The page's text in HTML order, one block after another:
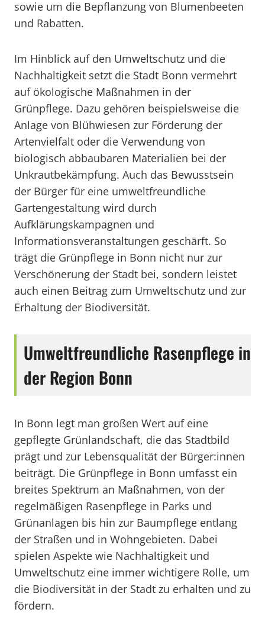
sowie um die Bepflanzung von Blumenbeeten
und Rabatten.
Im Hinblick auf den Umweltschutz und die
Nachhaltigkeit setzt die Stadt Bonn vermehrt
auf ökologische Maßnahmen in der
Grünpflege. Dazu gehören beispielsweise die
Anlage von Blühwiesen zur Förderung der
Artenvielfalt oder die Verwendung von
biologisch abbaubaren Materialien bei der
Unkrautbekämpfung. Auch das Bewusstsein
der Bürger für eine umweltfreundliche
Gartengestaltung wird durch
Aufklärungskampagnen und
Informationsveranstaltungen geschärft. So
trägt die Grünpflege in Bonn nicht nur zur
Verschönerung der Stadt bei, sondern leistet
auch einen Beitrag zum Umweltschutz und zur
Erhaltung der Biodiversität.
Umweltfreundliche Rasenpflege in
der Region Bonn
In Bonn legt man großen Wert auf eine
gepflegte Grünlandschaft, die das Stadtbild
prägt und zur Lebensqualität der Bürger:innen
beiträgt. Die Grünpflege in Bonn umfasst ein
breites Spektrum an Maßnahmen, von der
regelmäßigen Rasenpflege in Parks und
Grünanlagen bis hin zur Baumpflege entlang
der Straßen und in Wohngebieten. Dabei
spielen Aspekte wie Nachhaltigkeit und
Umweltschutz eine immer wichtigere Rolle, um
die Biodiversität in der Stadt zu erhalten und zu
fördern.